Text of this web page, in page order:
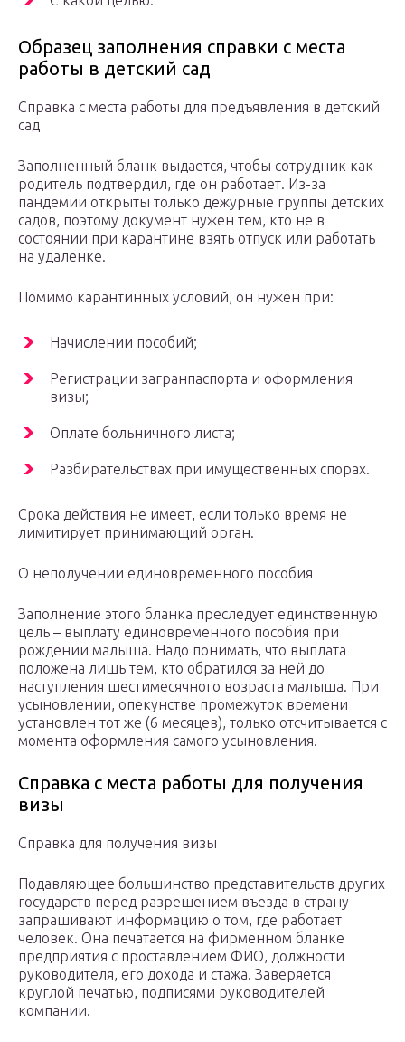
Образец заполнения справки с места
работы в детский сад
Справка с места работы для предъявления в детский
сад
Заполненный бланк выдается, чтобы сотрудник как
родитель подтвердил, где он работает. Из-за
пандемии открыты только дежурные группы детских
садов, поэтому документ нужен тем, кто не в
состоянии при карантине взять отпуск или работать
на удаленке.
Помимо карантинных условий, он нужен при:
Начислении пособий;
Регистрации загранпаспорта и оформления
визы;
Оплате больничного листа;
Разбирательствах при имущественных спорах.
Срока действия не имеет, если только время не
лимитирует принимающий орган.
О неполучении единовременного пособия
Заполнение этого бланка преследует единственную
цель – выплату единовременного пособия при
рождении малыша. Надо понимать, что выплата
положена лишь тем, кто обратился за ней до
наступления шестимесячного возраста малыша. При
усыновлении, опекунстве промежуток времени
установлен тот же (6 месяцев), только отсчитывается с
момента оформления самого усыновления.
Справка с места работы для получения
визы
Справка для получения визы
Подавляющее большинство представительств других
государств перед разрешением въезда в страну
запрашивают информацию о том, где работает
человек. Она печатается на фирменном бланке
предприятия с проставлением ФИО, должности
руководителя, его дохода и стажа. Заверяется
круглой печатью, подписями руководителей
компании.